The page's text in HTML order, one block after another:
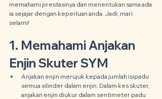
memahami prestasinya dan menentukan sama ada
ia sejajar dengan keperluan anda. Jadi, mari
selami!
1. Memahami Anjakan
Enjin Skuter SYM
Anjakan enjin merujuk kepada jumlah isipadu
semua silinder dalam enjin. Dalam kes skuter,
anjakan enjin diukur dalam sentimeter padu